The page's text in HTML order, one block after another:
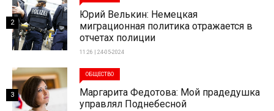
Юрий Велькин: Немецкая
миграционная политика отражается в
отчетах полиции
11:26 | 24-05-2024
2
ОБЩЕСТВО
Маргарита Федотова: Мой прадедушка
управлял Поднебесной
3